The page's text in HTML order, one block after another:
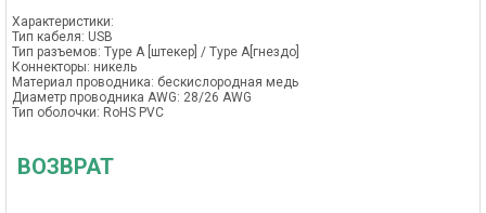
Характеристики:
Тип кабеля: USB
Тип разъемов: Type A [штекер] / Type A[гнездо]
Коннекторы: никель
Материал проводника: бескислородная медь
Диаметр проводника AWG: 28/26 AWG
Тип оболочки: RoHS PVC
ВОЗВРАТ